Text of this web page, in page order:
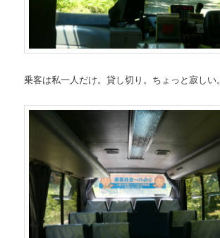
乗客は私一人だけ。貸し切り。ちょっと寂しい。